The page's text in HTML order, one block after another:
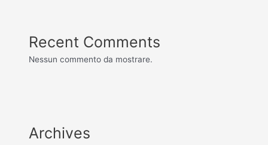
Recent Comments
Nessun commento da mostrare.
Archives